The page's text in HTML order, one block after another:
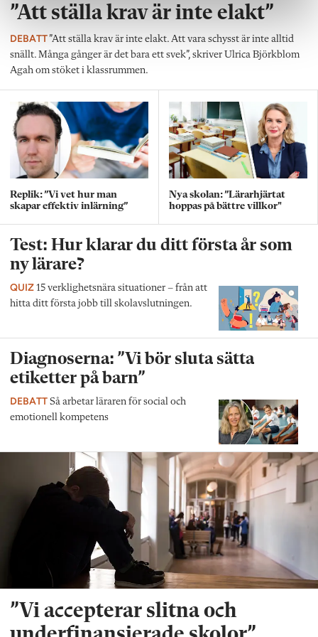
”Att ställa krav är inte elakt”
DEBATT”Att ställa krav är inte elakt. Att vara schysst är inte alltid
snällt. Många gånger är det bara ett svek”, skriver Ulrica Björkblom
Agah om stöket i klassrummen.
Replik: ”Vi vet hur man
skapar effektiv inlärning”
Nya skolan: ”Lärarhjärtat
hoppas på bättre villkor"
Test: Hur klarar du ditt första år som
ny lärare?
QUIZ 15 verklighetsnära situationer – från att
hitta ditt första jobb till skolavslutningen.
Diagnoserna: ”Vi bör sluta sätta
etiketter på barn”
DEBATT Så arbetar läraren för social och
emotionell kompetens
”Vi accepterar slitna och